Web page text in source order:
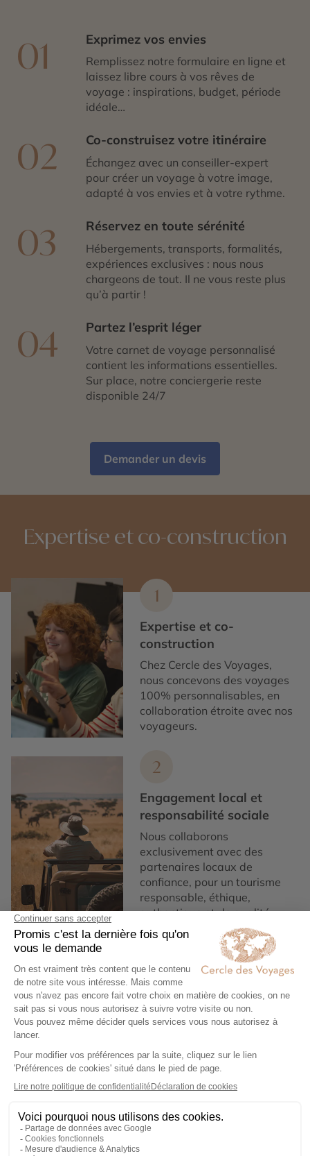
01 Exprimez vos envies
Remplissez notre formulaire en ligne et
laissez libre cours à vos rêves de
voyage : inspirations, budget, période
idéale…
02 Co-construisez votre itinéraire
Échangez avec un conseiller-expert
pour créer un voyage à votre image,
adapté à vos envies et à votre rythme.
03 Réservez en toute sérénité
Hébergements, transports, formalités,
expériences exclusives : nous nous
chargeons de tout. Il ne vous reste plus
qu’à partir !
04 Partez l’esprit léger
Votre carnet de voyage personnalisé
contient les informations essentielles.
Sur place, notre conciergerie reste
disponible 24/7
Demander un devis
Expertise et co-construction
1
Expertise et co-
construction
Chez Cercle des Voyages,
nous concevons des voyages
100% personnalisables, en
collaboration étroite avec nos
voyageurs.
2
Engagement local et
responsabilité sociale
Nous collaborons
exclusivement avec des
partenaires locaux de
confiance, pour un tourisme
responsable, éthique,
authentique et de qualité.
Garantie et tranquillité
d'esprit
Notre service de conciergerie
7/7 et nos assurances
Premium vous offrent une
tranquillité d'esprit vous
couvrant en cas d’imprévu.